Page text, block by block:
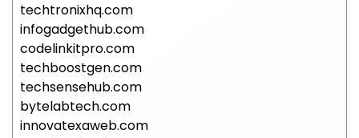
techtronixhq.com
infogadgethub.com
codelinkitpro.com
techboostgen.com
techsensehub.com
bytelabtech.com
innovatexaweb.com